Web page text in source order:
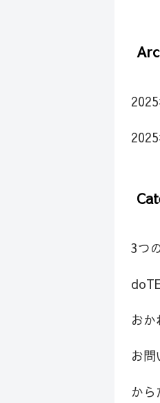
3つ
おか
お問
から